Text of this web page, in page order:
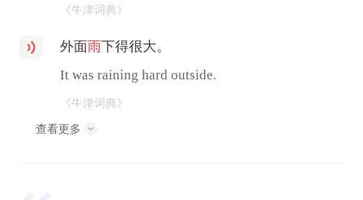
《牛津词典》
外面雨下得很大。
It was raining hard outside.
《牛津词典》
查看更多